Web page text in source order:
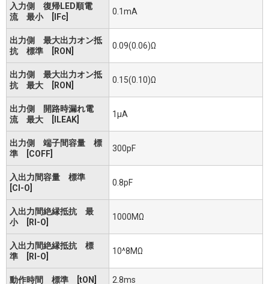
入力側 復帰LED順電
流 最小 [IFc]
0.1mA
出力側 最大出力オン抵
抗 標準 [RON]
0.09(0.06)Ω
出力側 最大出力オン抵
抗 最大 [RON]
0.15(0.10)Ω
出力側 開路時漏れ電
流 最大 [ILEAK]
1μA
出力側 端子間容量 標
準 [COFF]
300pF
入出力間容量 標準
[CI-O]
0.8pF
入出力間絶縁抵抗 最
小 [RI-O]
1000MΩ
入出力間絶縁抵抗 標
準 [RI-O]
10^8MΩ
動作時間 標準 [tON] 2.8ms